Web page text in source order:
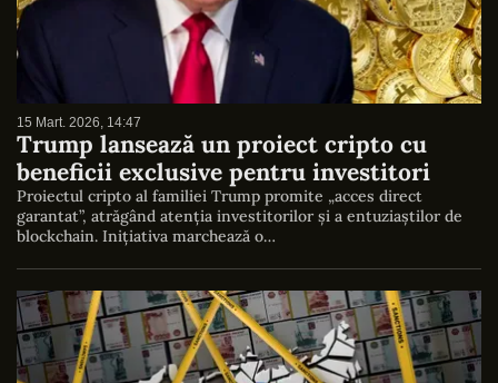
15 Mart. 2026, 14:47
Trump lansează un proiect cripto cu
beneficii exclusive pentru investitori
Proiectul cripto al familiei Trump promite „acces direct
garantat”, atrăgând atenția investitorilor și a entuziaștilor de
blockchain. Inițiativa marchează o…